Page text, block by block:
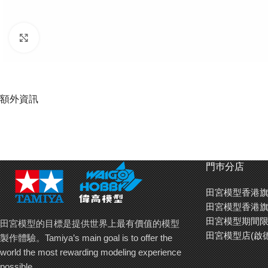
額外資訊
田宮模型的目標是提供世界上最有價值的模型
製作體驗。Tamiya’s main goal is to offer the
world the most rewarding modeling experience
門巿分店
田宮模型香港
田宮模型香港
田宮模型期間
田宮模型店(啟